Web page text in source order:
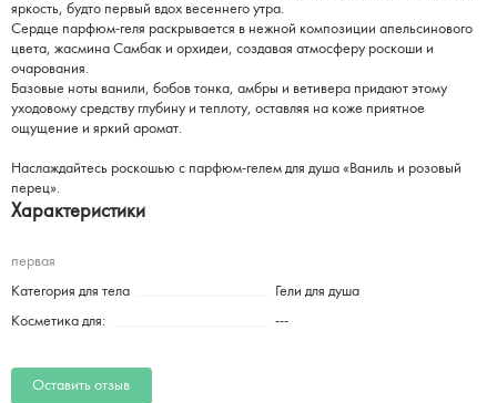
яркость, будто первый вдох весеннего утра.
Сердце парфюм-геля раскрывается в нежной композиции апельсинового
цвета, жасмина Самбак и орхидеи, создавая атмосферу роскоши и
очарования.
Базовые ноты ванили, бобов тонка, амбры и ветивера придают этому
уходовому средству глубину и теплоту, оставляя на коже приятное
ощущение и яркий аромат.
Наслаждайтесь роскошью с парфюм-гелем для душа «Ваниль и розовый
перец».
Характеристики
первая
Категория для тела Гели для душа
Косметика для: ---
Оставить отзыв